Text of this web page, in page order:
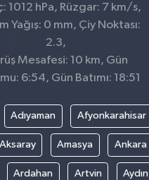
1012 hPa, Rüzgar: 7 km/s,
Yağış: 0 mm, Çiy Noktası:
2.3,
Mesafesi: 10 km, Gün
6:54, Gün Batımı: 18:51
Adıyaman Afyonkarahisar
Aksaray Amasya Ankara
Ardahan Artvin Aydın